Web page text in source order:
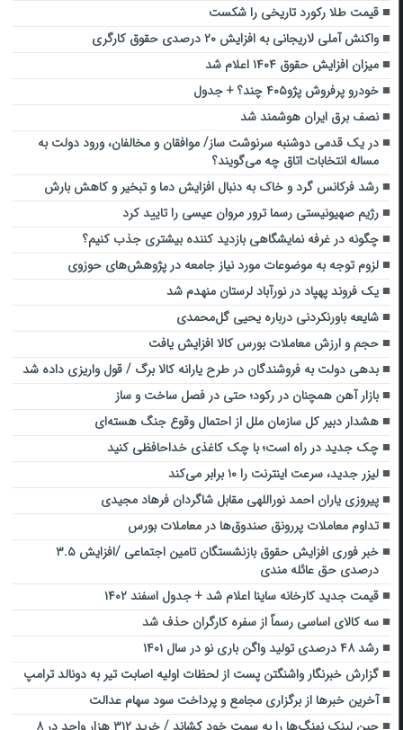
قیمت طلا رکورد تاریخی را شکست
واکنش آملی لاریجانی به افزایش ۲۰ درصدی حقوق کارگری
میزان افزایش حقوق ۱۴۰۴ اعلام شد
خودرو پرفروش پژو۴۰۵ چند؟ + جدول
نصف برق ایران هوشمند شد
در یک قدمی دوشنبه سرنوشت ساز/ موافقان و مخالفان، ورود دولت به
مساله انتخابات اتاق چه می‌گویند؟
رشد فرکانس گرد و خاک به دنبال افزایش دما و تبخیر و کاهش بارش
رژیم صهیونیستی رسما ترور مروان عیسی را تایید کرد
چگونه در غرفه نمایشگاهی بازدید کننده بیشتری جذب کنیم؟
لزوم توجه به موضوعات مورد نیاز جامعه در پژوهش‌های حوزوی
یک فروند پهپاد در نورآباد لرستان منهدم شد
شایعه باورنکردنی درباره یحیی گل‌محمدی
حجم و ارزش معاملات بورس کالا افزایش یافت
بدهی دولت به فروشندگان در طرح یارانه کالا برگ / قول واریزی داده شد
بازار آهن همچنان در رکود؛ حتی در فصل ساخت و ساز
هشدار دبیر کل سازمان ملل از احتمال وقوع جنگ هسته‌ای
چک جدید در راه است؛ با چک کاغذی خداحافظی کنید
لیزر جدید، سرعت اینترنت را ۱۰ برابر می‌کند
پیروزی یاران احمد نوراللهی مقابل شاگردان فرهاد مجیدی
تداوم معاملات پررونق صندوق‌ها در معاملات بورس
خبر فوری افزایش حقوق بازنشستگان تامین اجتماعی /افزایش ۳.۵
درصدی حق عائله مندی
قیمت جدید کارخانه ساینا اعلام شد + جدول اسفند ۱۴۰۲
سه کالای اساسی رسماً از سفره کارگران حذف شد
رشد ۴۸ درصدی تولید واگن باری نو در سال ۱۴۰۱
گزارش خبرنگار واشنگتن پست از لحظات اولیه اصابت تیر به دونالد ترامپ
آخرین خبرها از برگزاری مجامع و پرداخت سود سهام عدالت